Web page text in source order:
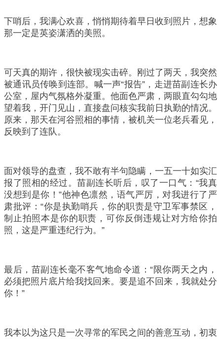
下哨后，我满心欢喜，悄悄期待着早日收到照片，想象
那一定是英姿潇洒的美照。
可天真的期许，很快被现实击碎。刚过了两天，我突然
被通讯员传唤到连部。喊一声“报告”，走进苗副连长办
公室，屋内气氛格外凝重。他面色严肃，两眼直勾勾地
望着我，开门见山，直接盘问核实我前日执勤的情况。
原来，那天在河谷照相的事情，被机关一位老兵看见，
反映到了连队。
面对领导的盘查，我不敢有半句隐瞒，一五一十如实汇
报了照相的经过。苗副连长听后，叹了一口气：“我真
没想到是你！”他神色凛然，语气严厉，对我进行了严
肃批评：“你是执勤哨兵，你的职责是守卫军事禁区，
制止拍照本是你的职责，可你反倒违规让对方给你拍
照，这是严重违纪行为。”
最后，苗副连长毫不客气地命令道：“限你两天之内，
必须把照片底片给我找回来。要是追不回来，我就处分
你！”
我本以为这只是一次寻常的军民之间的善意互动，初衷